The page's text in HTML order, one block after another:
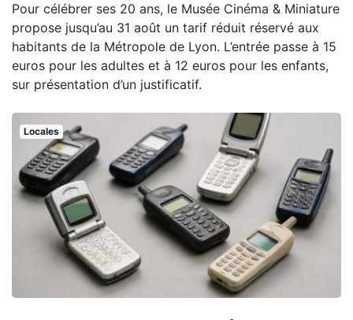
Pour célébrer ses 20 ans, le Musée Cinéma & Miniature
propose jusqu’au 31 août un tarif réduit réservé aux
habitants de la Métropole de Lyon. L’entrée passe à 15
euros pour les adultes et à 12 euros pour les enfants,
sur présentation d’un justificatif.
Locales